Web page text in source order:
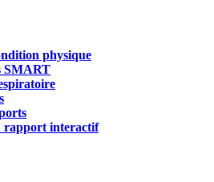
physique
SMART
rapport interactif